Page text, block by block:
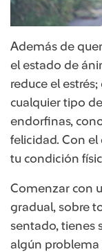
Además de
el estado de
reduce el
cualquier tipo
endorfinas,
felicidad. Con
tu condición
Comenzar con
gradual, sobre
sentado, tienes
algún problema